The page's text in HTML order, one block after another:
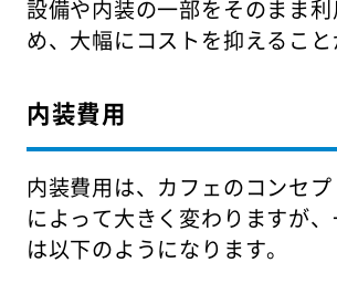
設備や内装の一部をそのまま
め、大幅にコストを抑えること
内装費用
内装費用は、カフェのコンセ
によって大きく変わりますが
は以下のようになります。